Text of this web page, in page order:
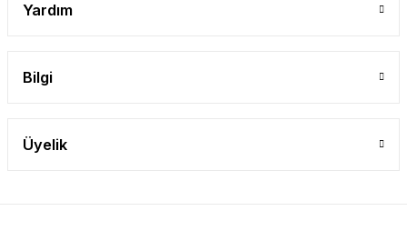
Yardım
Bilgi
Üyelik